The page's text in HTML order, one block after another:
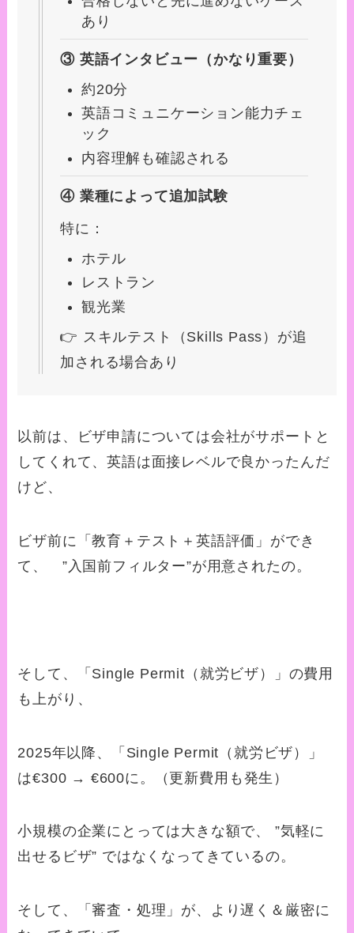
あり
③ 英語インタビュー（かなり重要）
約20分
英語コミュニケーション能力チェ
ック
内容理解も確認される
④ 業種によって追加試験
特に：
ホテル
レストラン
観光業
👉 スキルテスト（Skills Pass）が追
加される場合あり
以前は、ビザ申請については会社がサポートと
してくれて、英語は面接レベルで良かったんだ
けど、
ビザ前に「教育＋テスト＋英語評価」ができ
て、 ”入国前フィルター”が用意されたの。
そして、「Single Permit（就労ビザ）」の費用
も上がり、
2025年以降、「Single Permit（就労ビザ）」
は€300 → €600に。（更新費用も発生）
小規模の企業にとっては大きな額で、 ”気軽に
出せるビザ” ではなくなってきているの。
そして、「審査・処理」が、より遅く＆厳密に